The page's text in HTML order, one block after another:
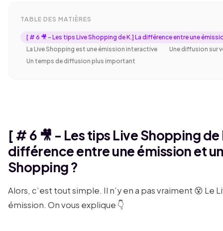
TABLE DES MATIÈRES
[ # 6 🎥 - Les tips Live Shopping de K.] La différence entre une
La Live Shopping est une émission interactive
Une diffusion sur
Un temps de diffusion plus important
[ # 6 🎥 - Les tips Live Shopping de
différence entre une émission et
Shopping ?
Alors, c’est tout simple. Il n’y en a pas vraiment 😵 Le
émission. On vous explique 👇